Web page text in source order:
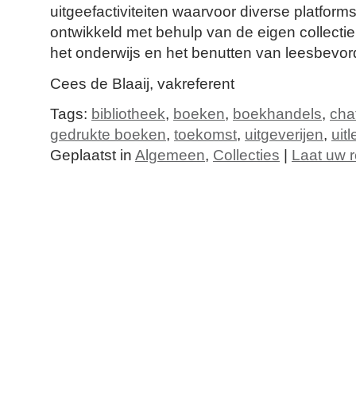
uitgeefactiviteiten waarvoor diverse
ontwikkeld met behulp van de eigen
het onderwijs en het benutten van
Cees de Blaaij, vakreferent
Tags: bibliotheek, boeken, boekhandels,
gedrukte boeken, toekomst, uitgeverijen,
Geplaatst in Algemeen, Collecties Laat uw